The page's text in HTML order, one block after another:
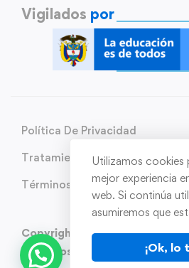
Vigilados por
Política De Privacidad
Tratamiento de Datos
Términos y condiciones
Copyright © 2025 Polimev
derechos reservados.
Utilizamos cookies
mejor experiencia
web. Si continúa
asumiremos que
¡Ok, lo